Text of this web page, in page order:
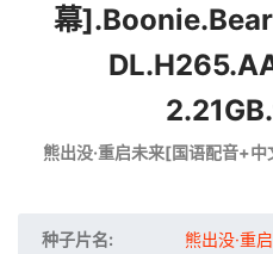
幕
种子片名:
熊出没·重